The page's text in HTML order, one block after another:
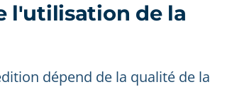
l'utilisation de la
dépend de la qualité de la